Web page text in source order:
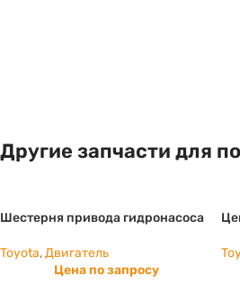
Другие запчасти для
Шестерня привода гидронасоса
Toyota,Двигатель
Цена по запросу